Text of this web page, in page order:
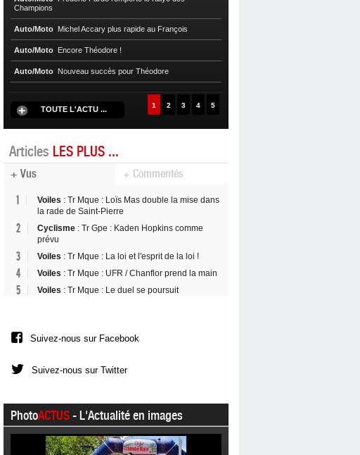
Champions
Auto/Moto Michel Accary plus rapide au François
Auto/Moto Encore Théodore !
Auto/Moto Nouveau succès pour Théodore
TOUTE L'ACTU ... 1 2 3 4 5
Articles LES PLUS ...
+ Vus + Commentés
1 Voiles : Tr Mque : Loïs Mas double la mise dans
la rade de Saint-Pierre
2 Cyclisme : Tr Gpe : Kaden Hopkins comme
prévu
3 Voiles : Tr Mque : La loi et l'esprit de la loi !
4 Voiles : Tr Mque : UFR / Chanflor prend la main
5 Voiles : Tr Mque : Le duel se poursuit
Suivez-nous sur Facebook
Suivez-nous sur Twitter
PhotoACTUS- L'Actualité en images